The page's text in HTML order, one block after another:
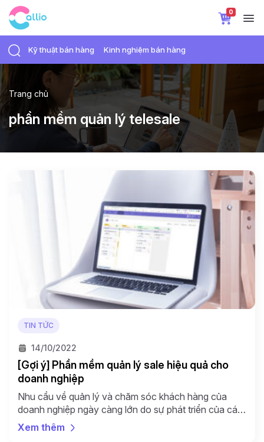
0
Kỹ thuật bán hàng Kinh nghiệm bán hàng
Trang chủ
phần mềm quản lý telesale
TIN TỨC
14/10/2022
[Gợi ý] Phần mềm quản lý sale hiệu quả cho
doanh nghiệp
Nhu cầu về quản lý và chăm sóc khách hàng của
doanh nghiệp ngày càng lớn do sự phát triển của các
công cụ marketing. Vậy làm thế nào từ nguồn khách
hàng tiềm năng mà marketing mang về, sale có thể
Xem thêm